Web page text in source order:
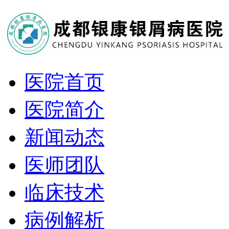
医院首页
医院简介
新闻动态
医师团队
临床技术
病例解析